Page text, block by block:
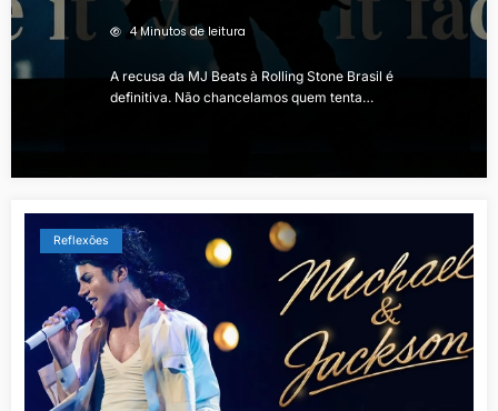
4 Minutos de leitura
​A recusa da MJ Beats à Rolling Stone Brasil é
definitiva. Não chancelamos quem tenta…
Reflexões